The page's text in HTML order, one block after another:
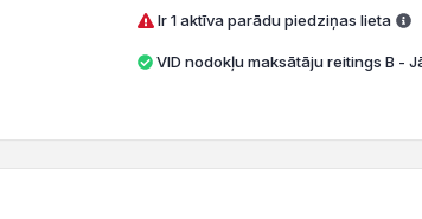
Ir 1 aktīva parādu piedziņas lieta
VID nodokļu maksātāju reitings B -